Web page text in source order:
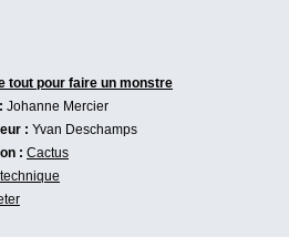
tout pour faire un monstre
Johanne Mercier
: Yvan Deschamps
: Cactus